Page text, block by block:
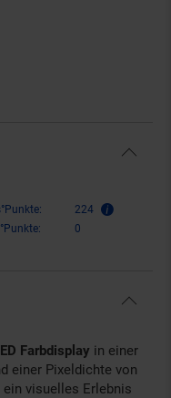
224
0
Farbdisplay in einer
einer Pixeldichte von
visuelles Erlebnis